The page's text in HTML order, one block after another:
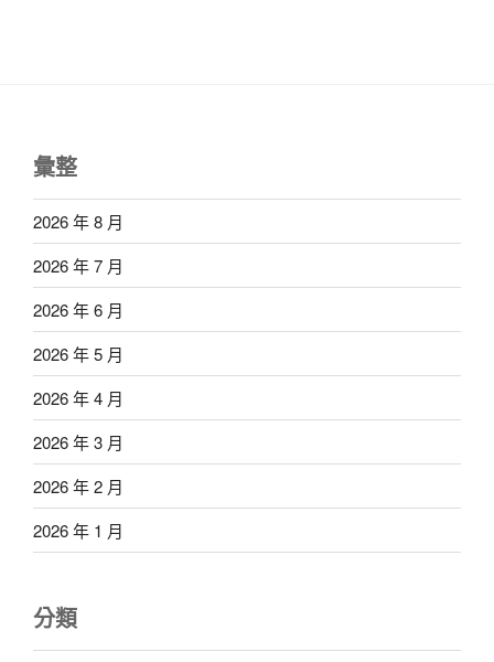
彙整
2026 年 8 月
2026 年 7 月
2026 年 6 月
2026 年 5 月
2026 年 4 月
2026 年 3 月
2026 年 2 月
2026 年 1 月
分類